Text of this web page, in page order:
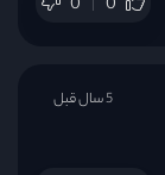
0 0
5 سال قبل